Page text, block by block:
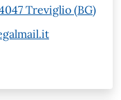
Treviglio (BG)